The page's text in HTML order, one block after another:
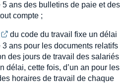
ans des bulletins de paie et des
compte ;
du code du travail fixe un délai
ans pour les documents relatifs
des jours de travail des salariés
délai, cette fois, d’un an pour les
horaires de travail de chaque